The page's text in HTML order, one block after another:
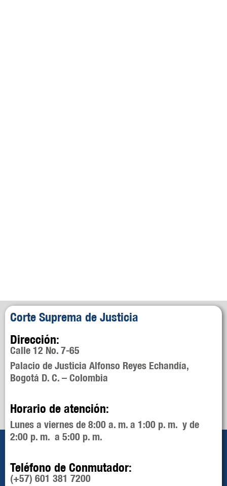
Corte Suprema de Justicia
Dirección:
Calle 12 No. 7-65
Palacio de Justicia Alfonso Reyes Echandía,
Bogotá D. C. – Colombia
Horario de atención:
Lunes a viernes de 8:00 a. m. a 1:00 p. m. y de
2:00 p. m. a 5:00 p. m.
Teléfono de Conmutador:
(+57) 601 381 7200